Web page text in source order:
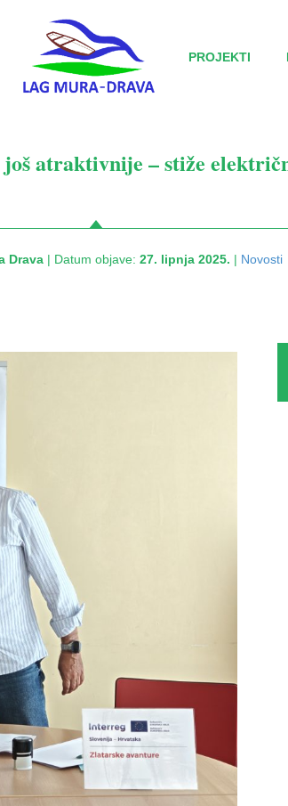
PROJEKTI
atraktivnije – stiže
Drava | Datum objave: 27. lipnja 2025. | Novosti